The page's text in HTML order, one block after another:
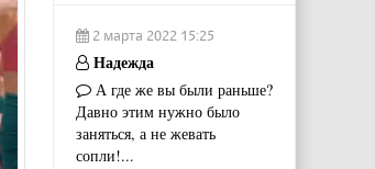
2 марта 2022 15:25
Надежда
А где же вы были раньше?
Давно этим нужно было
заняться, а не жевать
сопли!...